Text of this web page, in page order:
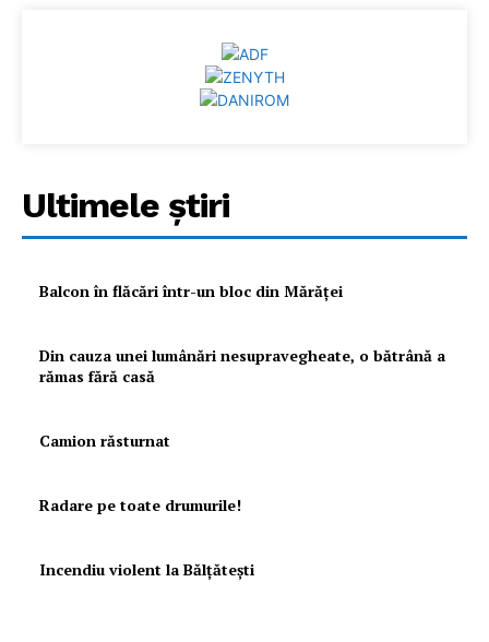
Ultimele ştiri
Balcon în flăcări într-un bloc din Mărăţei
Din cauza unei lumânări nesupravegheate, o bătrână a
rămas fără casă
Camion răsturnat
Radare pe toate drumurile!
Incendiu violent la Bălţăteşti